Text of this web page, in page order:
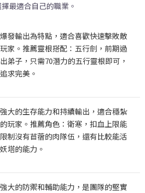
最適合自己的職業。
發輸出為特點，適合喜歡快速擊敗敵
家。推薦靈根搭配：五行劍，前期過
弟子，只需70潛力的五行靈根即可，
求完美。
大的生存能力和持續輸出，適合穩紮
玩家。推薦角色：衛寒，扣血上限能
制沒有苜蓿的肉隊伍，還有比較能活
塔的能力。
大的防禦和輔助能力，是團隊的堅實